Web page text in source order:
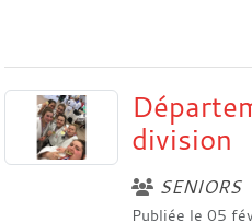
division
SENIORS
Publiée le 05